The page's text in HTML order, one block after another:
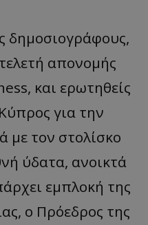
δημοσιογράφους,
απονομής
, και ερωτηθείς
για την
με τον στολίσκο
ύδατα, ανοικτά
εμπλοκή της
ο Πρόεδρος της